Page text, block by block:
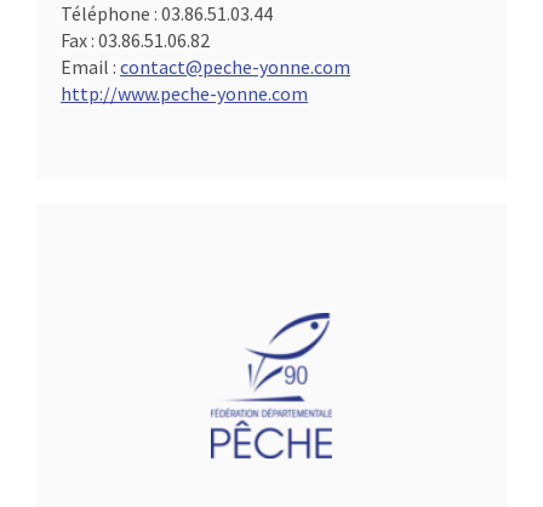
Téléphone : 03.86.51.03.44
Fax : 03.86.51.06.82
Email : contact@peche-yonne.com
http://www.peche-yonne.com